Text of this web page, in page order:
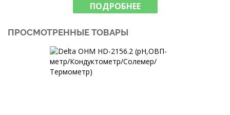
ПОДРОБНЕЕ
ПРОСМОТРЕННЫЕ ТОВАРЫ